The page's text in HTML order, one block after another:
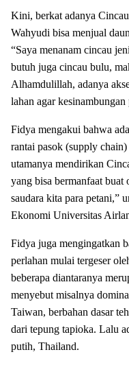
Kini, berkat adanya
Wahyudi bisa menjual
“Saya menanam cincau
butuh juga cincau bulu,
Alhamdulillah, adanya
lahan agar
Fidya mengakui bahwa
rantai pasok (supply
utamanya mendirikan
yang bisa bermanfaat buat
saudara kita para petani,”
Ekonomi Universitas
Fidya juga mengingatkan
perlahan mulai tergeser
beberapa diantaranya
menyebut misalnya
Taiwan, berbahan dasar
dari tepung tapioka. Lalu
putih, Thailand.